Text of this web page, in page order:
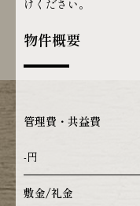
けください。
物件概要
管理費・共益費
-円
敷金/礼金